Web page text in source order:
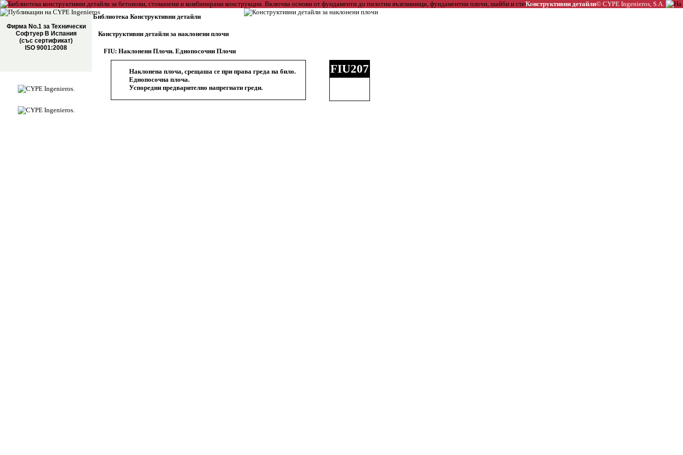
Конструктивни детайли© CYPE Ingenieros, S.A.
Фирма No.1 за Технически
Софтуер В Испания
(със сертификат)
ISO 9001:2008
Библиотека Конструктивни детайли
Конструктивни детайли за наклонени плочи
FIU: Наклонени Плочи. Еднопосочни Плочи
Наклонена плоча, срещаша се при права греда на било.
Еднопосочна плоча.
Успоредни предварително напрегнати греди.
FIU207